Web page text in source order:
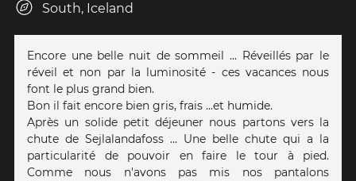
South, Iceland
Encore une belle nuit de sommeil ... Réveillés par le
réveil et non par la luminosité - ces vacances nous
font le plus grand bien.
Bon il fait encore bien gris, frais ...et humide.
Après un solide petit déjeuner nous partons vers la
chute de Sejlalandafoss ... Une belle chute qui a la
particularité de pouvoir en faire le tour à pied.
Comme nous n'avons pas mis nos pantalons